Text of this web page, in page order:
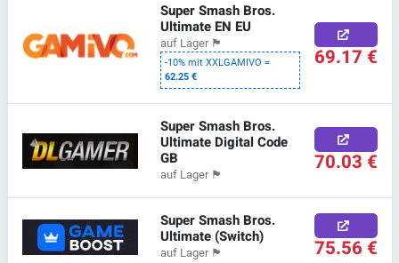
Super Smash Bros.
Ultimate EN EU
auf Lager 🏴
-10% mit XXLGAMIVO =
62.25 €
69.17 €
Super Smash Bros.
Ultimate Digital Code
GB
auf Lager 🏴 70.03 €
Super Smash Bros.
Ultimate (Switch)
auf Lager 🏴 75.56 €